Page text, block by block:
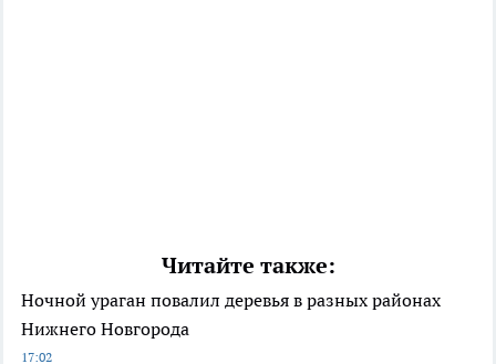
Читайте также:
Ночной ураган повалил деревья в разных районах
Нижнего Новгорода
17:02